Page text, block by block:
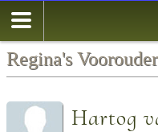
Regina's
Hartog